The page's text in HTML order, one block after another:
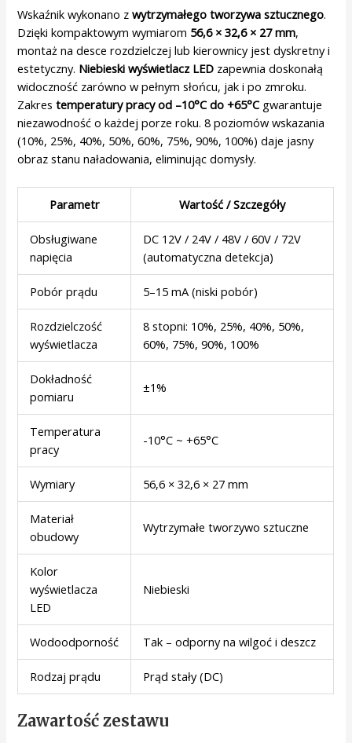
Wskaźnik wykonano zwytrzymałego tworzywa sztucznego.
Dzięki kompaktowym wymiarom 56,6 × 32,6 × 27 mm,
montaż na desce rozdzielczej lub kierownicy jest dyskretny i
estetyczny. Niebieski wyświetlacz LED zapewnia doskonałą
widoczność zarówno w pełnym słońcu, jak i po zmroku.
Zakrestemperatury pracy od –10°C do +65°Cgwarantuje
niezawodność o każdej porze roku. 8 poziomów wskazania
(10%, 25%, 40%, 50%, 60%, 75%, 90%, 100%) daje jasny
obraz stanu naładowania, eliminując domysły.
Parametr Wartość / Szczegóły
Obsługiwane
napięcia
DC 12V / 24V / 48V / 60V / 72V
(automatyczna detekcja)
Pobór prądu 5–15 mA (niski pobór)
Rozdzielczość
wyświetlacza
8 stopni: 10%, 25%, 40%, 50%,
60%, 75%, 90%, 100%
Dokładność
pomiaru
±1%
Temperatura
pracy
-10°C ~ +65°C
Wymiary 56,6 × 32,6 × 27 mm
Materiał
obudowy
Wytrzymałe tworzywo sztuczne
Kolor
wyświetlacza
LED
Niebieski
Wodoodporność Tak – odporny na wilgoć i deszcz
Rodzaj prądu Prąd stały (DC)
Zawartość zestawu